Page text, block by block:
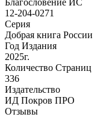
12-204-0271
Серия
Добрая книга России
Год Издания
2025г.
Количество Страниц
336
Издательство
ИД Покров ПРО
Отзывы